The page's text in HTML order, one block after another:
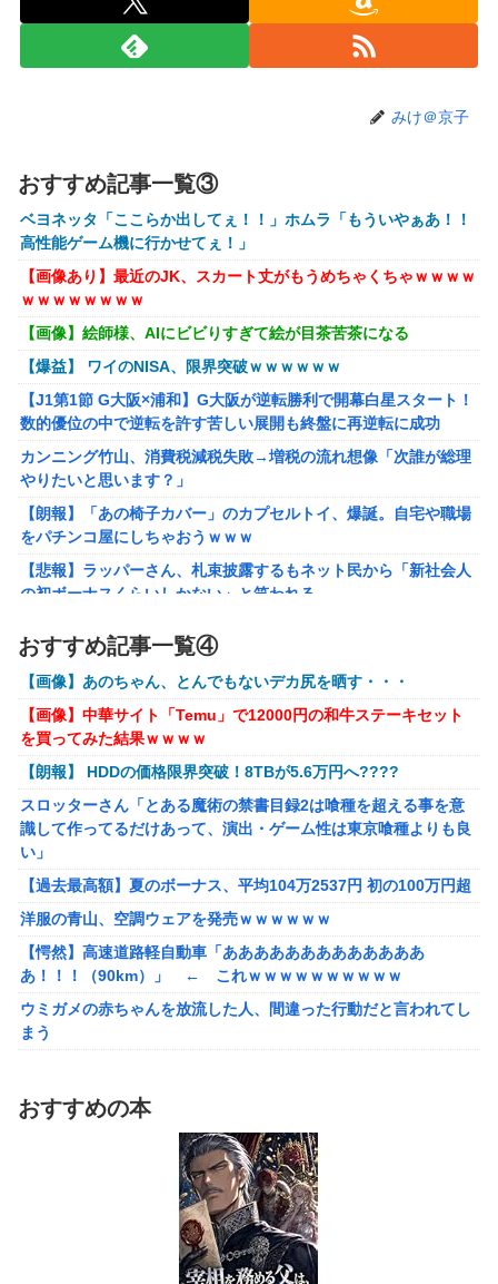
ｗｗｗｗｗ
【VTuber】RK Music、公式サイトをリニューアル！『こう
【にじさんじ】七瀬、動物園でアシカに水をかけられビショ
【ホロライブ】ニコ、引っ越し先に洗濯機置き場がない
【艦これ】そもそも深海ってなんか悪いことしたの
【艦これ】けーかいじん 他
ンプくらいヌルイのなら考える
アリスソフト「ランス10」ゲーム画面公開キター！ウルザち
ゃんは今回も美しい…。前作で助けたシィルもいるぞ！
シュート選手が結婚を発表、ネモ選手とウメハラ選手が婚姻
届の証人に。
【ハコヅメ】 第6話 感想 誰よりも早く！【～交番女子の逆
襲～】
「フリルもリボンもたくさんがいいのよね、ふふっ♪」対魔
忍RPG・新イベント『バニーとヨミハラクライシス』
【にじさんじ】七瀬、動物園でアシカに水をかけられビショ
ゲーム「すごい武器を手に入れましたが必要レベルに達して
いないので装備できません」←このシステムｗｗｗｗ
【にじさんじ】Cellmates、NG行動回避ゲーム！フリが露
骨すぎる
【動画】マーベルの新作格ゲー、歴代格ゲーのパロディが多
すぎて話題にwwwwwww
みけ＠京子
おすすめ記事一覧③
ベヨネッタ「ここらか出してぇ！！」ホムラ「もういやぁあ！！
高性能ゲーム機に行かせてぇ！」
【画像あり】最近のJK、スカート丈がもうめちゃくちゃｗｗｗｗ
ｗｗｗｗｗｗｗｗ
【画像】絵師様、AIにビビりすぎて絵が目茶苦茶になる
【爆益】 ワイのNISA、限界突破ｗｗｗｗｗｗ
【J1第1節 G大阪×浦和】G大阪が逆転勝利で開幕白星スタート！
数的優位の中で逆転を許す苦しい展開も終盤に再逆転に成功
カンニング竹山、消費税減税失敗→増税の流れ想像「次誰が総理
やりたいと思います？」
【朗報】「あの椅子カバー」のカプセルトイ、爆誕。自宅や職場
をパチンコ屋にしちゃおうｗｗｗ
【悲報】ラッパーさん、札束披露するもネット民から「新社会人
の初ボーナスくらいしかない」と笑われる
に無抵抗だったことが発覚
【画像あり】ディズニーの「おいなり巻（600円）」、卑猥すぎ
て賛否両論ｗｗｗｗｗ
【動画】熊本地震発生時の手術室の様子が公開される
海外「先進国で日本だけパスポート所有率が低すぎる、何故なの
か」
【朗報】ぐらんぶるのヒロイン、遂にデレるwwww
【悲報】ショートスリーパー堀さん、対面で高須幹弥にブチギレ
るｗｗｗｗ
【画像】咲-saki-作者、ようやく『奇乳』に気付くｗｗｗｗ
夫さん、妻に「天井のシミ数えてれば終わるでな」と押し倒され
て性行為 → 凄いことになるｗｗｗｗｗ
【悲報】イオン、大行列ができる…一体何が起きてるんだ？ｗｗ
ｗｗ
えなこ、ハイレグの股間見え過ぎタマランわ
【ホロライブ】POP UP PARADE「雪花ラミィ」フィギュア【本
ホビーサクラ「真の点P 私服Ver.」美少女フィギュア【予約開
【宇崎ちゃんは遊びたい！】BiCute Bunnies Figure「宇崎花」
おすすめ記事一覧④
【画像】あのちゃん、とんでもないデカ尻を晒す・・・
【画像】中華サイト「Temu」で12000円の和牛ステーキセット
を買ってみた結果ｗｗｗｗ
【朗報】 HDDの価格限界突破！8TBが5.6万円へ????
スロッターさん「とある魔術の禁書目録2は喰種を超える事を意
識して作ってるだけあって、演出・ゲーム性は東京喰種よりも良
い」
【過去最高額】夏のボーナス、平均104万2537円 初の100万円超
洋服の青山、空調ウェアを発売ｗｗｗｗｗｗ
【愕然】高速道路軽自動車「あああああああああああああ
あ！！！（90km）」 ← これｗｗｗｗｗｗｗｗｗｗ
ウミガメの赤ちゃんを放流した人、間違った行動だと言われてし
まう
【艦これ】そもそも深海ってなんか悪いことしたの
【艦これ】けーかいじん 他
【艦これ】E5ヌルイとかいう風説には騙されないぞ スキャンプ
くらいヌルイのなら考える
「居眠り運転かな？」→何度も追突→夫婦「これは事故じゃな
おすすめの本